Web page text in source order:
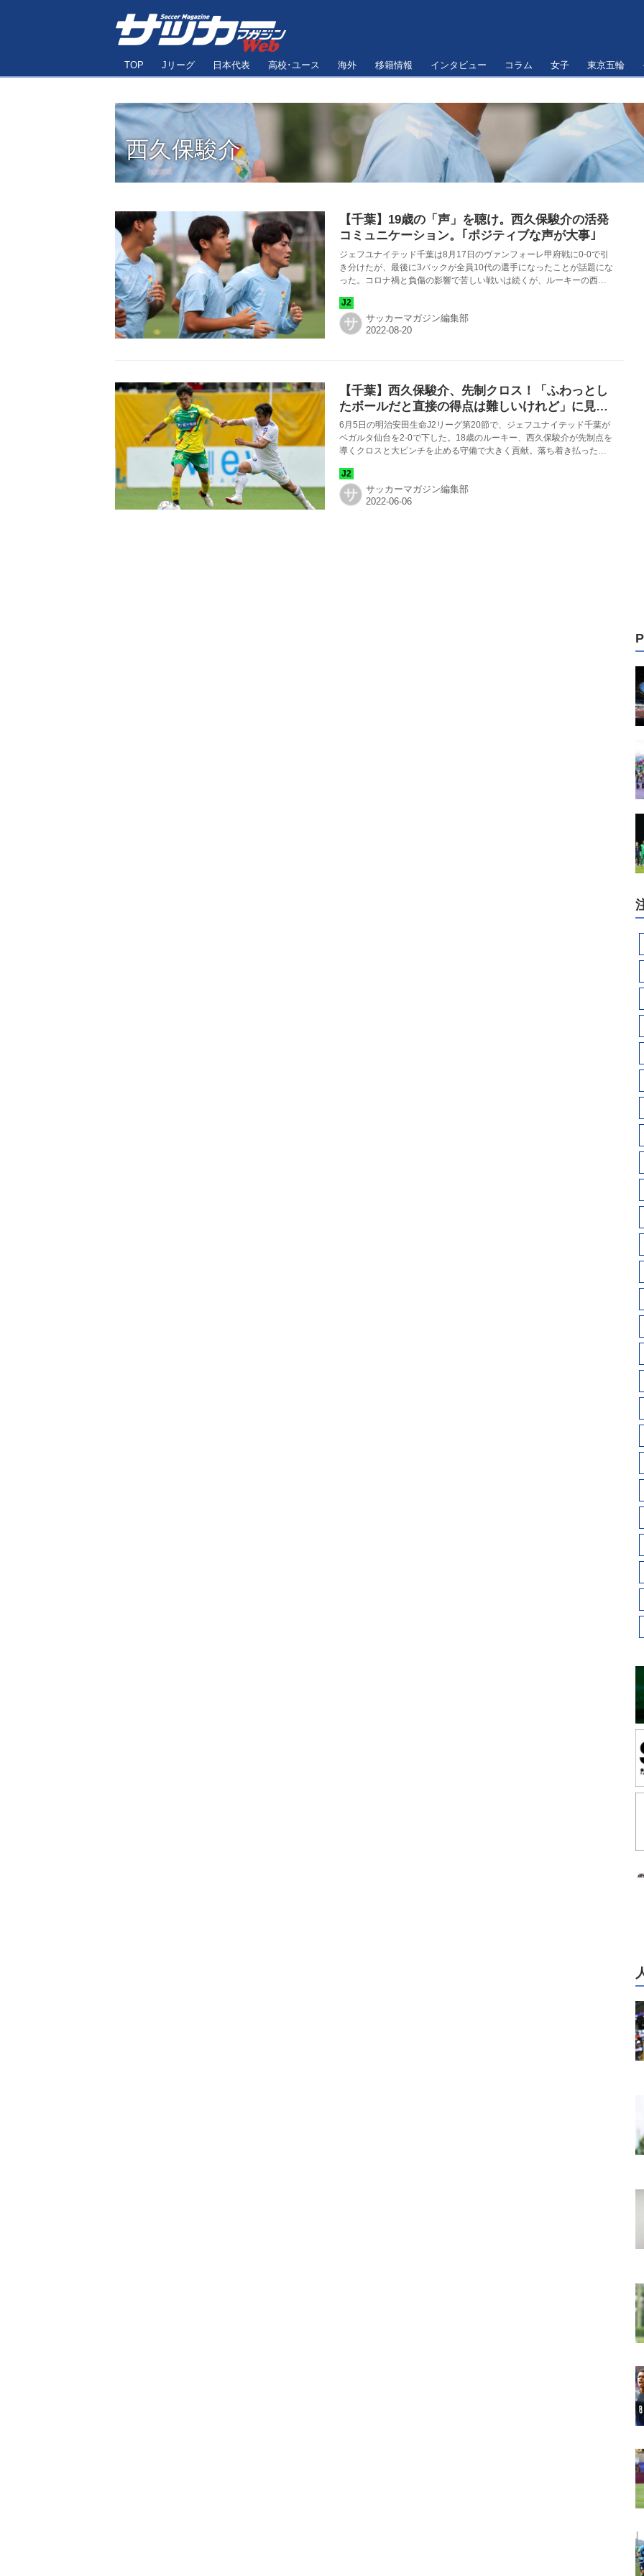
TOP Jリーグ 日本代表 高校･ユース 海外 移籍情報 インタビュー コラム 女子 東京五輪
西久保駿介
【千葉】19歳の「声」を聴け。西久保駿介の活発
コミュニケーション。｢ポジティブな声が大事｣
ジェフユナイテッド千葉は8月17日のヴァンフォーレ甲府戦に0-0で引
き分けたが、最後に3バックが全員10代の選手になったことが話題にな
った。コロナ禍と負傷の影響で苦しい戦いは続くが、ルーキーの西久
サ サッカーマガジン編集部
【千葉】西久保駿介、先制クロス！「ふわっとし
たボールだと直接の得点は難しいけれど」に見る
18歳の落ち着き
6月5日の明治安田生命J2リーグ第20節で、ジェフユナイテッド千葉が
ベガルタ仙台を2-0で下した。18歳のルーキー、西久保駿介が先制点を
導くクロスと大ピンチを止める守備で大きく貢献。落ち着き払ったプ
サ サッカーマガジン編集部